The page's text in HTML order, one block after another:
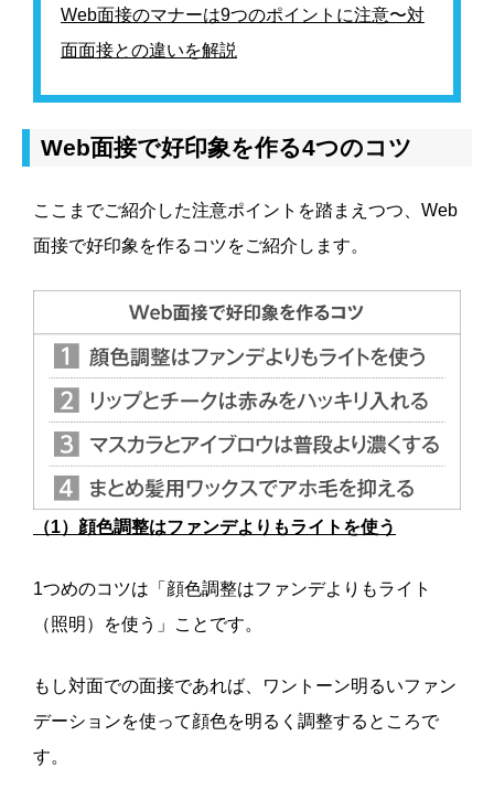
Web面接のマナーは9つのポイントに注意〜対
面面接との違いを解説
Web面接で好印象を作る4つのコツ
ここまでご紹介した注意ポイントを踏まえつつ、Web
面接で好印象を作るコツをご紹介します。
（1）顔色調整はファンデよりもライトを使う
1つめのコツは「顔色調整はファンデよりもライト
（照明）を使う」ことです。
もし対面での面接であれば、ワントーン明るいファン
デーションを使って顔色を明るく調整するところで
す。